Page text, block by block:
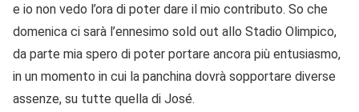
e io non vedo l’ora di poter dare il mio contributo. So che
domenica ci sarà l’ennesimo sold out allo Stadio Olimpico,
da parte mia spero di poter portare ancora più entusiasmo,
in un momento in cui la panchina dovrà sopportare diverse
assenze, su tutte quella di José.